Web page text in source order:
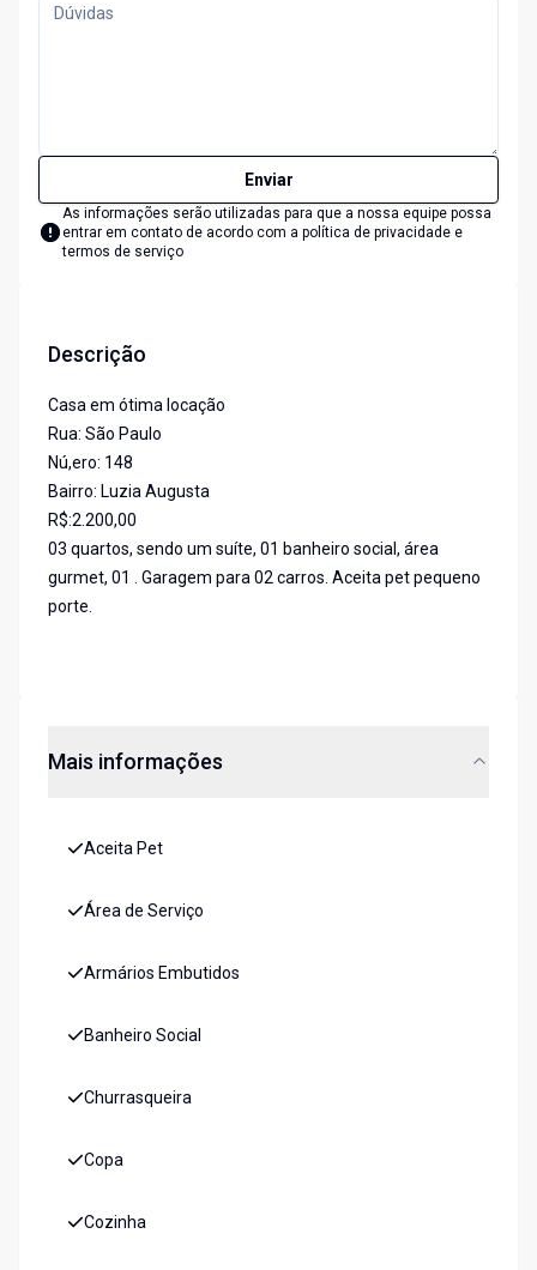
Enviar
As informações serão utilizadas para que a nossa equipe possa
entrar em contato de acordo com a política de privacidade e
termos de serviço
Descrição
Casa em ótima locação
Rua: São Paulo
Nú,ero: 148
Bairro: Luzia Augusta
R$:2.200,00
03 quartos, sendo um suíte, 01 banheiro social, área
gurmet, 01 . Garagem para 02 carros. Aceita pet pequeno
porte.
Mais informações
Aceita Pet
Área de Serviço
Armários Embutidos
Banheiro Social
Churrasqueira
Copa
Cozinha